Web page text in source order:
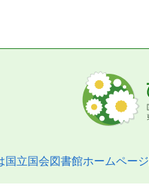
国立国会図書館ホームページ